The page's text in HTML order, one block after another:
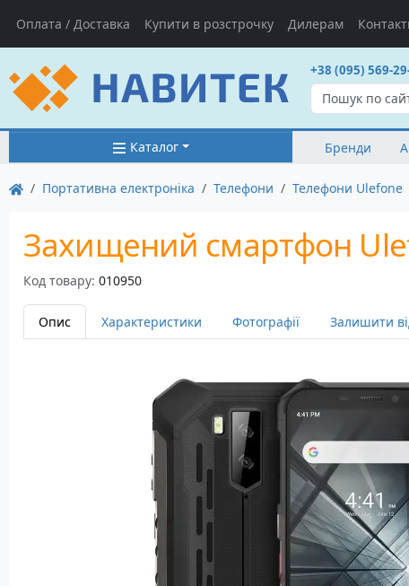
Оплата / Доставка Купити в розстрочку Дилерам
+38 (095) 569-
Каталог Бренди
Портативна електроніка Телефони Телефони Ulefone
Захищений смартфон
Код товару: 010950
Опис Характеристики Фотографії Залишити